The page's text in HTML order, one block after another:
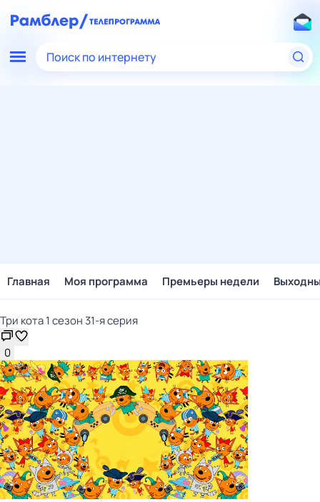
Поиск по интернету
Главная Моя программа Премьеры недели
Три кота 1 сезон 31-я серия
0